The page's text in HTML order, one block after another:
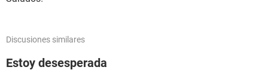
Discusiones similares
Estoy desesperada